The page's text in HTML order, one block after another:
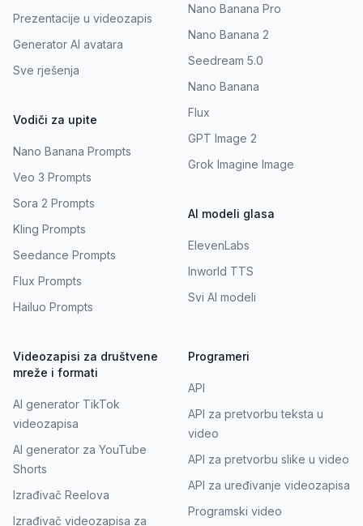
Prezentacije u videozapis
Generator AI avatara
Sve rješenja
Vodiči za upite
Nano Banana Prompts
Veo 3 Prompts
Sora 2 Prompts
Kling Prompts
Seedance Prompts
Flux Prompts
Hailuo Prompts
Nano Banana Pro
Nano Banana 2
Seedream 5.0
Nano Banana
Flux
GPT Image 2
Grok Imagine Image
AI modeli glasa
ElevenLabs
Inworld TTS
Svi AI modeli
Videozapisi za društvene
mreže i formati
AI generator TikTok
videozapisa
AI generator za YouTube
Shorts
Izrađivač Reelova
Izrađivač videozapisa za
Programeri
API
API za pretvorbu teksta u
video
API za pretvorbu slike u video
API za uređivanje videozapisa
Programski video